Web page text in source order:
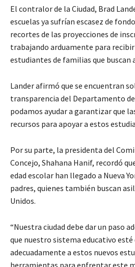
El contralor de la Ciudad, Brad
escuelas ya sufrían escasez de
recortes de las proyecciones de
trabajando arduamente para recibir
estudiantes de familias que buscan
Lander afirmó que se encuentran
transparencia del Departamento de
podamos ayudar a garantizar que
recursos para apoyar a estos
Por su parte, la presidenta del
Concejo, Shahana Hanif, recordó
edad escolar han llegado a Nueva
padres, quienes también buscan
Unidos.
“Nuestra ciudad debe dar un paso
que nuestro sistema educativo
adecuadamente a estos nuevos
herramientas para enfrentar este